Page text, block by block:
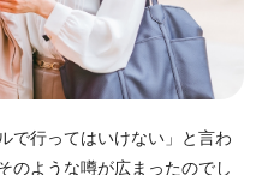
で行ってはいけない」と言わ
のような噂が広まったのでし